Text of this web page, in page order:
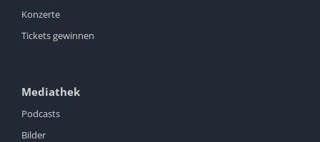
Konzerte
Tickets gewinnen
Mediathek
Podcasts
Bilder